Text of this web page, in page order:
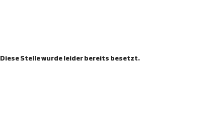
Diese Stelle wurde leider bereits besetzt.